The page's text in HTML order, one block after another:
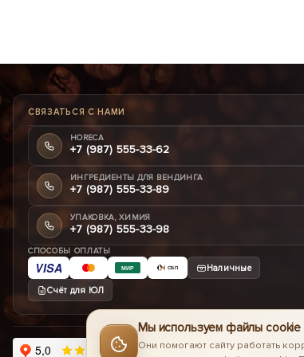
СВЯЗАТЬСЯ С НАМИ
HORECA
+7 (987) 555-33-62
ИНГРЕДИЕНТЫ ДЛЯ ВЕНДИНГА
+7 (987) 555-33-89
УПАКОВКА, ХИМИЯ
+7 (987) 555-33-98
СПОСОБЫ ОПЛАТЫ
VISA МИР СБП Наличные
Счёт для ЮЛ
Мы используем файлы cookie
Они помогают сайту работать